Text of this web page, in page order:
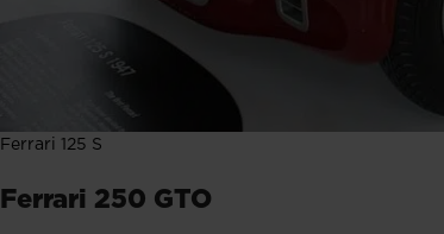
Ferrari 125 S
Ferrari 250 GTO